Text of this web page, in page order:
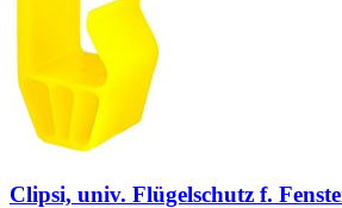
Clipsi, univ. Flügelschutz f.